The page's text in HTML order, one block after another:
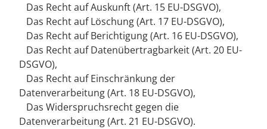
Das Recht auf Auskunft (Art. 15 EU-DSGVO),
Das Recht auf Löschung (Art. 17 EU-DSGVO),
Das Recht auf Berichtigung (Art. 16 EU-DSGVO),
Das Recht auf Datenübertragbarkeit (Art. 20 EU-
DSGVO),
Das Recht auf Einschränkung der
Datenverarbeitung (Art. 18 EU-DSGVO),
Das Widerspruchsrecht gegen die
Datenverarbeitung (Art. 21 EU-DSGVO).